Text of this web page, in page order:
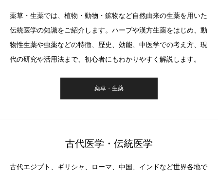
薬草・生薬では、植物・動物・鉱物など自然由来の生薬を用いた
伝統医学の知識をご紹介します。ハーブや漢方生薬をはじめ、動
物性生薬や虫薬などの特徴、歴史、効能、中医学での考え方、現
代の研究や活用法まで、初心者にもわかりやすく解説します。
薬草・生薬
古代医学・伝統医学
古代エジプト、ギリシャ、ローマ、中国、インドなど世界各地で